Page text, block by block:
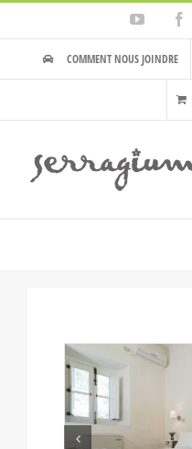
Skip
content
YouTube
COMMENT NOUS JOINDRE